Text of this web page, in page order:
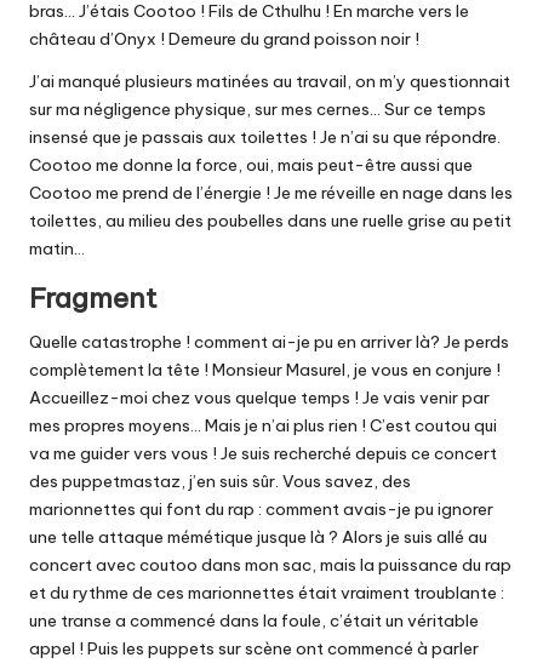
bras… J’étais Cootoo ! Fils de Cthulhu ! En marche vers le
château d’Onyx ! Demeure du grand poisson noir !
J’ai manqué plusieurs matinées au travail, on m’y questionnait
sur ma négligence physique, sur mes cernes… Sur ce temps
insensé que je passais aux toilettes ! Je n’ai su que répondre.
Cootoo me donne la force, oui, mais peut-être aussi que
Cootoo me prend de l’énergie ! Je me réveille en nage dans les
toilettes, au milieu des poubelles dans une ruelle grise au petit
matin…
Fragment
Quelle catastrophe ! comment ai-je pu en arriver là? Je perds
complètement la tête ! Monsieur Masurel, je vous en conjure !
Accueillez-moi chez vous quelque temps ! Je vais venir par
mes propres moyens… Mais je n’ai plus rien ! C’est coutou qui
va me guider vers vous ! Je suis recherché depuis ce concert
des puppetmastaz, j’en suis sûr. Vous savez, des
marionnettes qui font du rap : comment avais-je pu ignorer
une telle attaque mémétique jusque là ? Alors je suis allé au
concert avec coutoo dans mon sac, mais la puissance du rap
et du rythme de ces marionnettes était vraiment troublante :
une transe a commencé dans la foule, c’était un véritable
appel ! Puis les puppets sur scène ont commencé à parler